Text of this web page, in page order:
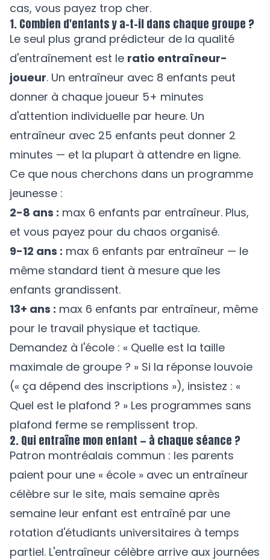
cas, vous payez trop cher.
1. Combien d'enfants y a-t-il dans chaque groupe ?
Le seul plus grand prédicteur de la qualité
d'entraînement est le ratio entraîneur-
joueur. Un entraîneur avec 8 enfants peut
donner à chaque joueur 5+ minutes
d'attention individuelle par heure. Un
entraîneur avec 25 enfants peut donner 2
minutes — et la plupart à attendre en ligne.
Ce que nous cherchons dans un programme
jeunesse :
2-8 ans : max 6 enfants par entraîneur. Plus,
et vous payez pour du chaos organisé.
9-12 ans : max 6 enfants par entraîneur — le
même standard tient à mesure que les
enfants grandissent.
13+ ans : max 6 enfants par entraîneur, même
pour le travail physique et tactique.
Demandez à l'école : « Quelle est la taille
maximale de groupe ? » Si la réponse louvoie
(« ça dépend des inscriptions »), insistez : «
Quel est le plafond ? » Les programmes sans
plafond ferme se remplissent trop.
2. Qui entraîne mon enfant — à chaque séance ?
Patron montréalais commun : les parents
paient pour une « école » avec un entraîneur
célèbre sur le site, mais semaine après
semaine leur enfant est entraîné par une
rotation d'étudiants universitaires à temps
partiel. L'entraîneur célèbre arrive aux journées